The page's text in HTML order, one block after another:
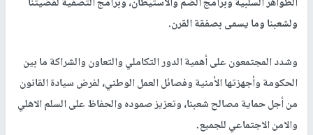
ولشعبنا وما يسمى بصفقة القرن.
وشدد المجتمعون على أهمية الدور التكاملي والتعاون والشراكة ما بين
الحكومة وأجهزتها الأمنية وفصائل العمل الوطني، لفرض سيادة القانون
من أجل حماية مصالح شعبنا، وتعزيز صموده والحفاظ على السلم الاهلي
والامن الاجتماعي للجميع.